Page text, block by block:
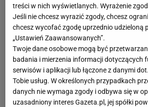
treści w nich wyświetlanych. Wyrażenie
Jeśli nie chcesz wyrazić zgody, chcesz
chcesz wycofać zgodę uprzednio udzieloną
„Ustawień Zaawansowanych”.
Twoje dane osobowe mogą być
badania i mierzenia informacji dotyczących
serwisów i aplikacji lub łączone z danymi
Tobie usług. W określonych przypadkach
danych nie wymaga zgody i odbywa się w
uzasadniony interes Gazeta.pl, jej spółki